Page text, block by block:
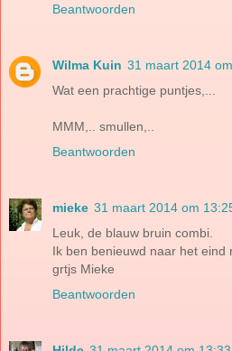
Beantwoorden
Wilma Kuin 31 maart 2014
Wat een prachtige puntjes,...
MMM,.. smullen,..
Beantwoorden
mieke 31 maart 2014 om
Leuk, de blauw bruin combi.
Ik ben benieuwd naar het eind
grtjs Mieke
Beantwoorden